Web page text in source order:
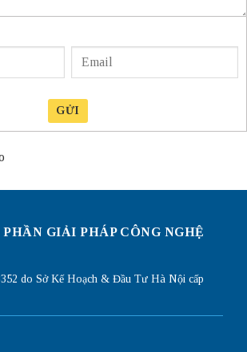
GỬI
PHẦN GIẢI PHÁP CÔNG NGHỆ
do Sở Kế Hoạch & Đầu Tư Hà Nội cấp